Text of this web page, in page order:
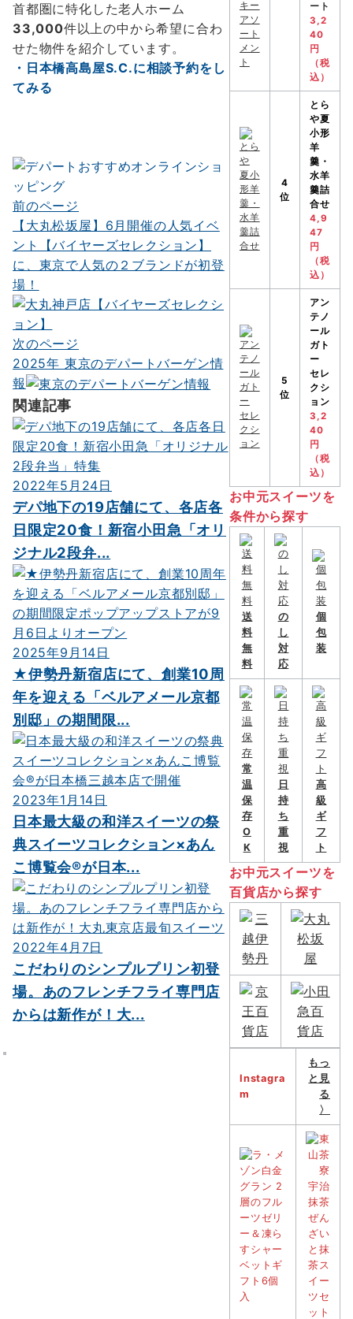
首都圏に特化した老人ホーム
33,000件以上の中から希望に合わ
せた物件を紹介しています。
・日本橋高島屋S.C.に相談予約をし
てみる
投
稿
ナ
ビ
ゲ
ー
シ
ョ
ン
前のページ
【大丸松坂屋】6月開催の人気イベ
ント【バイヤーズセレクション】
に、東京で人気の２ブランドが初登
場！
次のページ
2025年 東京のデパートバーゲン情
報
関連記事
2022年5月24日
デパ地下の19店舗にて、各店各
日限定20食！新宿小田急「オリ
ジナル2段弁...
2025年9月14日
★伊勢丹新宿店にて、創業10周
年を迎える「ベルアメール京都
別邸」の期間限...
2023年1月14日
日本最大級の和洋スイーツの祭
典スイーツコレクション×あん
こ博覧会®が日本...
2022年4月7日
こだわりのシンプルプリン初登
場。あのフレンチフライ専門店
からは新作が！大...
ート
3,2
40
円
（税
込）
4
位
とら
や夏
小形
羊
羹・
水羊
羹詰
合せ
4,9
47
円
（税
込）
5
位
アン
テノ
ール
ガト
ー
セレ
クシ
ョン
3,2
40
円
（税
込）
お中元スイーツを
条件から探す
送
料
無
料
の
し
対
応
個
包
装
常
温
保
存
O
K
日
持
ち
重
視
高
級
ギ
フ
ト
お中元スイーツを
百貨店から探す
Instagra
m
もっ
と見
る
〉